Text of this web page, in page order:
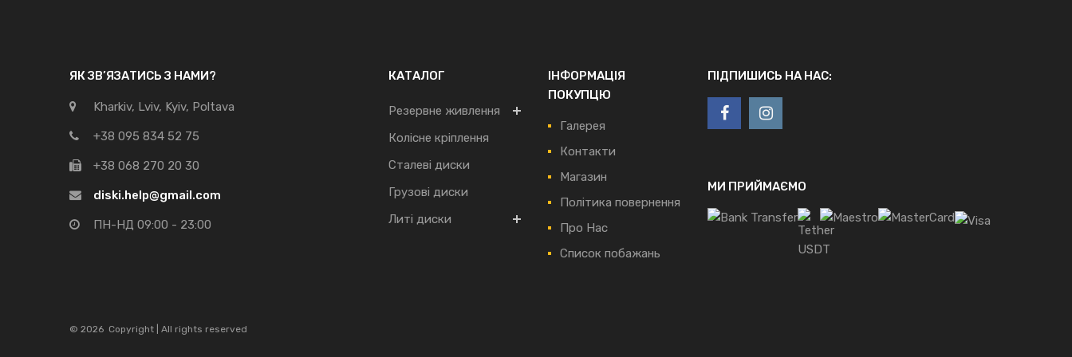
ЯК ЗВ’ЯЗАТИСЬ З НАМИ?
Kharkiv, Lviv, Kyiv, Poltava
+38 095 834 52 75
+38 068 270 20 30
diski.help@gmail.com
ПН-НД 09:00 - 23:00
КАТАЛОГ
Резервне живлення
Колісне кріплення
Сталеві диски
Грузові диски
Литі диски
ІНФОРМАЦІЯ
ПОКУПЦЮ
Галерея
Контакти
Магазин
Політика повернення
Про Нас
Список побажань
ПІДПИШИСЬ НА НАС:
МИ ПРИЙМАЄМО
© 2026 Copyright | All rights reserved